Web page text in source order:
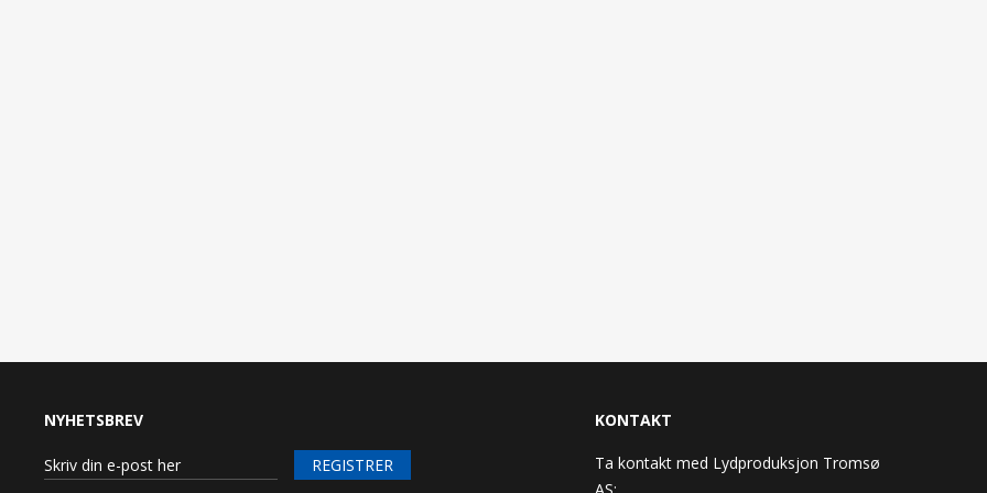
NYHETSBREV
REGISTRER
KONTAKT
Ta kontakt med Lydproduksjon Tromsø